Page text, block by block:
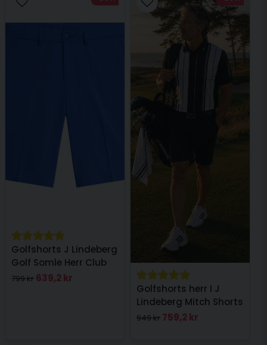
Golfshorts J Lindeberg
Golf Somle Herr Club
Blue
799 kr 639,2 kr
Golfshorts herr I J
Lindeberg Mitch Shorts
Svart
949 kr 759,2 kr
Skicka fråga